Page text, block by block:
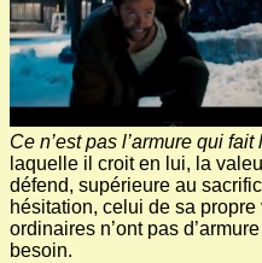
Ce n’est pas l’armure qui fait
laquelle il croit en lui, la
défend, supérieure au
hésitation, celui de sa
ordinaires n’ont pas
besoin.